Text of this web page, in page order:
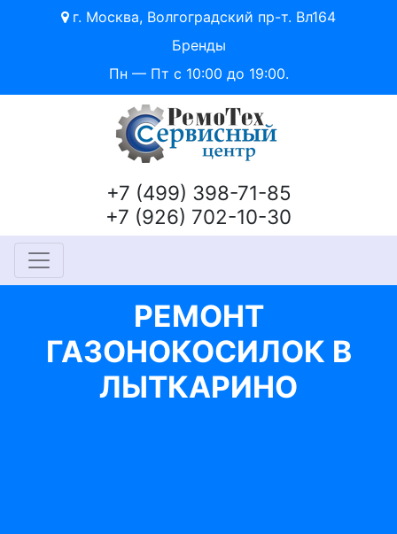
г. Москва, Волгоградский пр-т. Вл164
Бренды
Пн — Пт с 10:00 до 19:00.
+7 (499) 398-71-85
+7 (926) 702-10-30
РЕМОНТ
ГАЗОНОКОСИЛОК В
ЛЫТКАРИНО